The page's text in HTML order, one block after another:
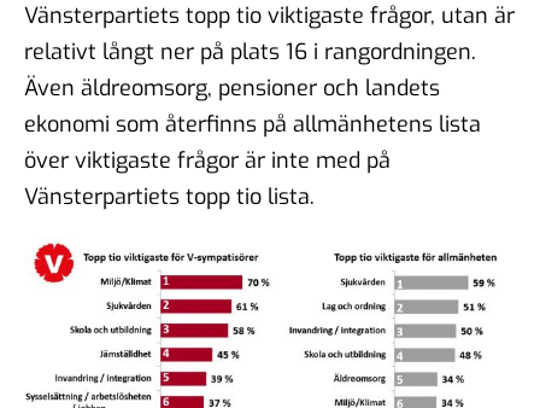
Vänsterpartiets topp tio viktigaste frågor, utan är
relativt långt ner på plats 16 i rangordningen.
Även äldreomsorg, pensioner och landets
ekonomi som återfinns på allmänhetens lista
över viktigaste frågor är inte med på
Vänsterpartiets topp tio lista.